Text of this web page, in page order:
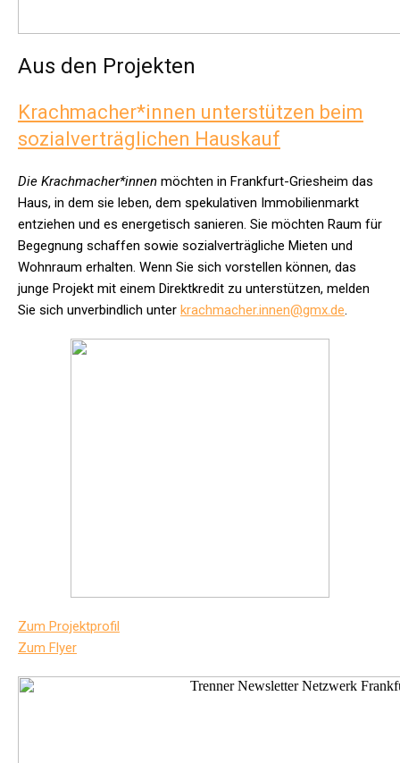
Aus den Projekten
Krachmacher*innen unterstützen beim
sozialverträglichen Hauskauf
Die Krachmacher*innen möchten in Frankfurt-Griesheim das
Haus, in dem sie leben, dem spekulativen Immobilienmarkt
entziehen und es energetisch sanieren. Sie möchten Raum für
Begegnung schaffen sowie sozialverträgliche Mieten und
Wohnraum erhalten. Wenn Sie sich vorstellen können, das
junge Projekt mit einem Direktkredit zu unterstützen, melden
Sie sich unverbindlich unter krachmacher.innen@gmx.de.
Zum Projektprofil
Zum Flyer